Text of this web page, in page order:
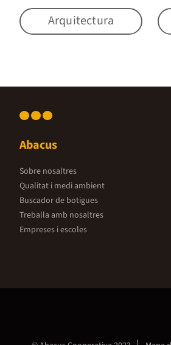
Arquitectura
Abacus
Sobre nosaltres
Qualitat i medi ambient
Buscador de botigues
Treballa amb nosaltres
Empreses i escoles